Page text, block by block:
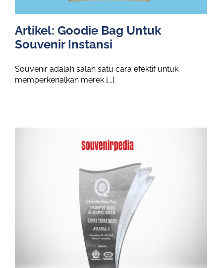
Artikel: Goodie Bag Untuk
Souvenir Instansi
Souvenir adalah salah satu cara efektif untuk
memperkenalkan merek [...]